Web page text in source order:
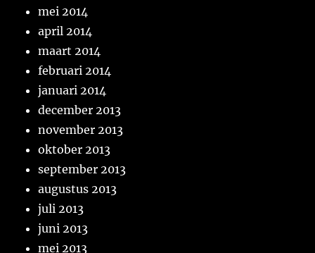
mei 2014
april 2014
maart 2014
februari 2014
januari 2014
december 2013
november 2013
oktober 2013
september 2013
augustus 2013
juli 2013
juni 2013
mei 2013